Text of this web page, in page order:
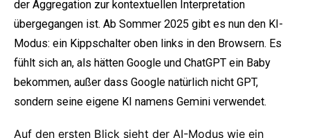
der Aggregation zur kontextuellen Interpretation
übergegangen ist. Ab Sommer 2025 gibt es nun den KI-
Modus: ein Kippschalter oben links in den Browsern. Es
fühlt sich an, als hätten Google und ChatGPT ein Baby
bekommen, außer dass Google natürlich nicht GPT,
sondern seine eigene KI namens Gemini verwendet.
Auf den ersten Blick sieht der AI-Modus wie ein